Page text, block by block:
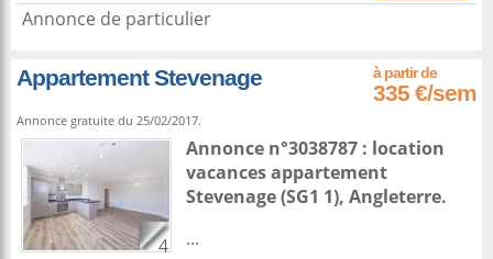
Annonce de particulier
Appartement Stevenage
335 €/sem
Annonce gratuite du 25/02/2017.
4
Annonce n°3038787 : location
vacances appartement
Stevenage(SG1 1), Angleterre.
...